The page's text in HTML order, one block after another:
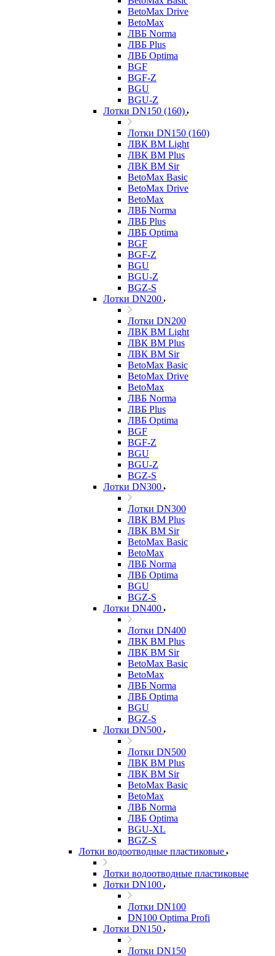
BetoMax Drive
BetoMax
ЛВБ Norma
ЛВБ Plus
ЛВБ Optima
BGF
BGF-Z
BGU
BGU-Z
Лотки DN150 (160)
Лотки DN150 (160)
ЛВК ВМ Light
ЛВК ВМ Plus
ЛВК ВМ Sir
BetoMax Basic
BetoMax Drive
BetoMax
ЛВБ Norma
ЛВБ Plus
ЛВБ Optima
BGF
BGF-Z
BGU
BGU-Z
BGZ-S
Лотки DN200
Лотки DN200
ЛВК ВМ Light
ЛВК ВМ Plus
ЛВК ВМ Sir
BetoMax Basic
BetoMax Drive
BetoMax
ЛВБ Norma
ЛВБ Plus
ЛВБ Optima
BGF
BGF-Z
BGU
BGU-Z
BGZ-S
Лотки DN300
Лотки DN300
ЛВК ВМ Plus
ЛВК ВМ Sir
BetoMax Basic
BetoMax
ЛВБ Norma
ЛВБ Optima
BGU
BGZ-S
Лотки DN400
Лотки DN400
ЛВК ВМ Plus
ЛВК ВМ Sir
BetoMax Basic
BetoMax
ЛВБ Norma
ЛВБ Optima
BGU
BGZ-S
Лотки DN500
Лотки DN500
ЛВК ВМ Plus
ЛВК ВМ Sir
BetoMax Basic
BetoMax
ЛВБ Norma
ЛВБ Optima
BGU-XL
BGZ-S
Лотки водоотводные пластиковые
Лотки водоотводные пластиковые
Лотки DN100
Лотки DN100
DN100 Optima Profi
Лотки DN150
Лотки DN150